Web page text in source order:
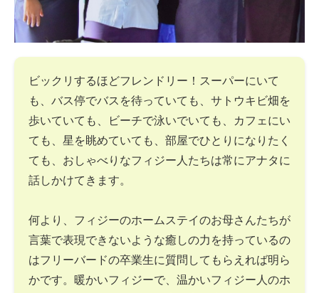
ビックリするほどフレンドリー！スーパーにいて
も、バス停でバスを待っていても、サトウキビ畑を
歩いていても、ビーチで泳いでいても、カフェにい
ても、星を眺めていても、部屋でひとりになりたく
ても、おしゃべりなフィジー人たちは常にアナタに
話しかけてきます。
何より、フィジーのホームステイのお母さんたちが
言葉で表現できないような癒しの力を持っているの
はフリーバードの卒業生に質問してもらえれば明ら
かです。暖かいフィジーで、温かいフィジー人のホ